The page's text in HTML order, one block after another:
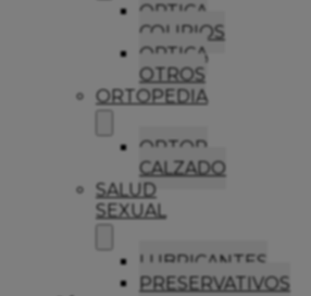
OPTICA
COLIRIOS
OPTICA
OTROS
ORTOPEDIA
ORTOP
CALZADO
SALUD
SEXUAL
LUBRICANTES
PRESERVATIVOS